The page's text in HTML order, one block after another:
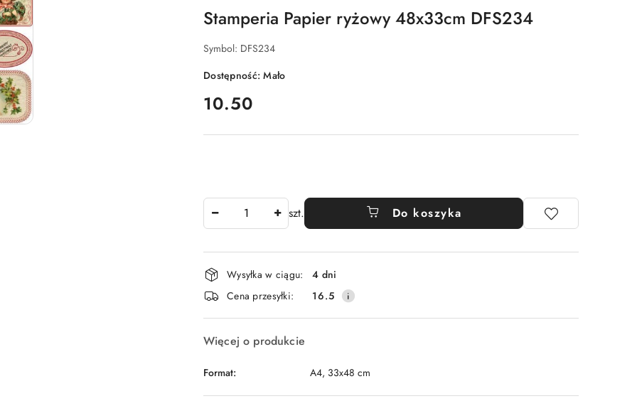
Stamperia Papier ryżowy 48x33cm DFS234
Symbol: DFS234
Dostępność:Mało
cena:
10.50
szt. Do koszyka
Dostępność
i
dostawa
Wysyłka w ciągu:
4 dni
Cena przesyłki:
16.5
Więcej o produkcie
Format: A4, 33x48 cm